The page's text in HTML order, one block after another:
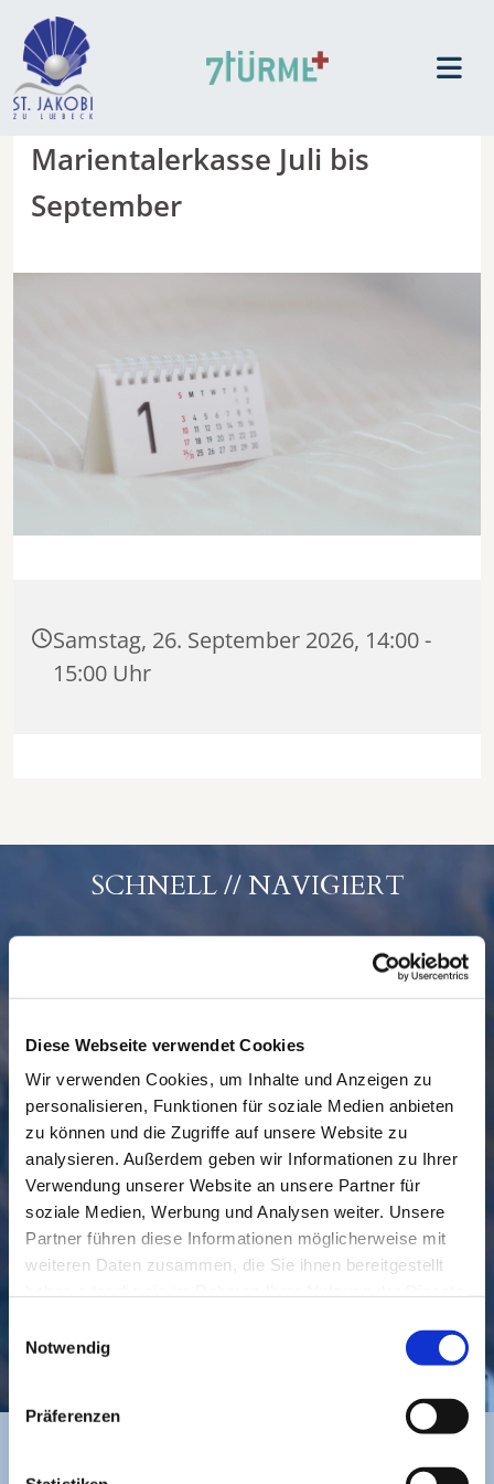
Diese Webseite verwendet Cookies
Wir verwenden Cookies, um Inhalte und Anzeigen zu
personalisieren, Funktionen für soziale Medien anbieten
zu können und die Zugriffe auf unsere Website zu
analysieren. Außerdem geben wir Informationen zu Ihrer
Verwendung unserer Website an unsere Partner für
soziale Medien, Werbung und Analysen weiter. Unsere
Partner führen diese Informationen möglicherweise mit
weiteren Daten zusammen, die Sie ihnen bereitgestellt
Notwendig
Präferenzen
Marientalerkasse Juli bis
September
Samstag, 26. September 2026, 14:00 -
15:00 Uhr
SCHNELL // NAVIGIERT
GEMEINDE BESUCHEN